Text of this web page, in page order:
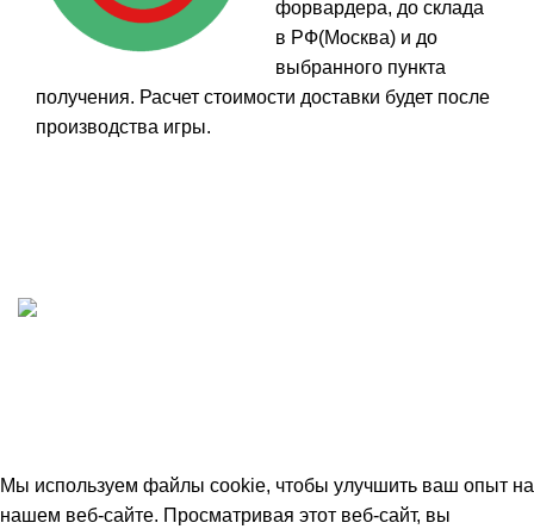
форвардера, до склада
в РФ(Москва) и до
выбранного пункта
получения. Расчет стоимости доставки будет после
производства игры.
Мы используем файлы cookie, чтобы улучшить ваш опыт на
нашем веб-сайте. Просматривая этот веб-сайт, вы